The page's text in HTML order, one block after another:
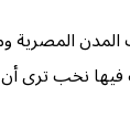
المصرية
نخب ترى